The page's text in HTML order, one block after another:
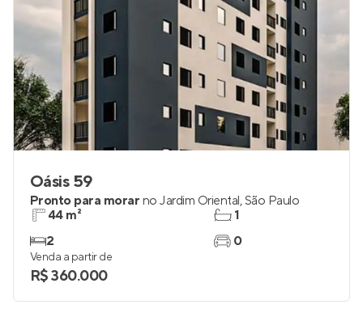
Oásis 59
Pronto para morar no Jardim Oriental,São Paulo
44 m²
2
1
0
Venda a partir de
R$ 360.000